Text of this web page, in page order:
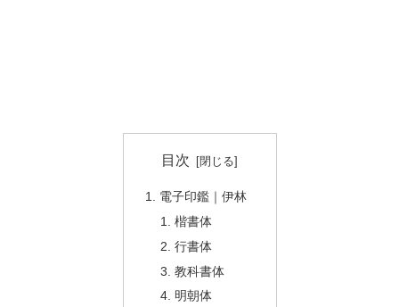
目次
電子印鑑｜伊林
楷書体
行書体
教科書体
明朝体